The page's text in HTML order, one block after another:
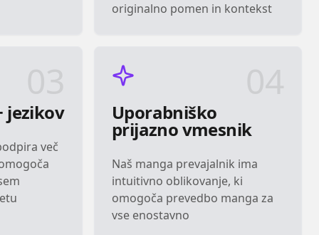
originalno pomen in kontekst
jezikov
več
Uporabniško
prijazno vmesnik
Naš manga prevajalnik ima
intuitivno oblikovanje, ki
omogoča prevedbo manga za
vse enostavno